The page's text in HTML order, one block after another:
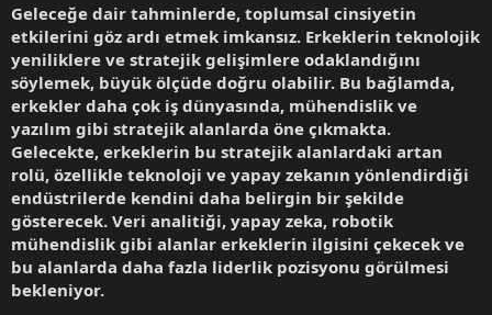
Geleceğe dair tahminlerde, toplumsal cinsiyetin
etkilerini göz ardı etmek imkansız. Erkeklerin teknolojik
yeniliklere ve stratejik gelişimlere odaklandığını
söylemek, büyük ölçüde doğru olabilir. Bu bağlamda,
erkekler daha çok iş dünyasında, mühendislik ve
yazılım gibi stratejik alanlarda öne çıkmakta.
Gelecekte, erkeklerin bu stratejik alanlardaki artan
rolü, özellikle teknoloji ve yapay zekanın yönlendirdiği
endüstrilerde kendini daha belirgin bir şekilde
gösterecek. Veri analitiği, yapay zeka, robotik
mühendislik gibi alanlar erkeklerin ilgisini çekecek ve
bu alanlarda daha fazla liderlik pozisyonu görülmesi
bekleniyor.